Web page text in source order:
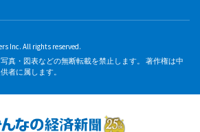
Inc. All rights reserved.
真・図表などの無断転載を禁止します。 著作権は中
者に属します。